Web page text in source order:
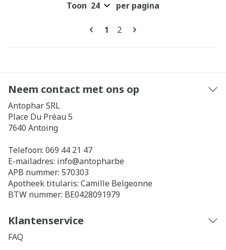
Pagina's
U lees momenteel pagina
1 Pagina
2
Toon per pagina
Neem contact met ons op
Antophar SRL
Place Du Préau 5
7640 Antoing
Telefoon: 069 44 21 47
E-mailadres: info@antophar.be
APB nummer: 570303
Apotheek titularis: Camille Belgeonne
BTW nummer: BE0428091979
Klantenservice
FAQ